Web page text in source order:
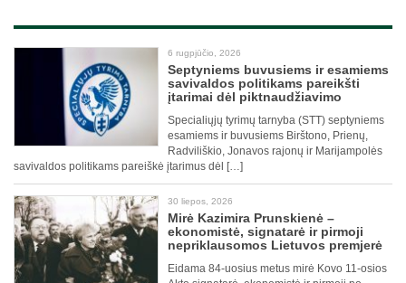
6 rugpjūčio, 2026
Septyniems buvusiems ir esamiems
savivaldos politikams pareikšti
įtarimai dėl piktnaudžiavimo
Specialiųjų tyrimų tarnyba (STT) septyniems
esamiems ir buvusiems Birštono, Prienų,
Radviliškio, Jonavos rajonų ir Marijampolės
savivaldos politikams pareiškė įtarimus dėl […]
30 liepos, 2026
Mirė Kazimira Prunskienė –
ekonomistė, signatarė ir pirmoji
nepriklausomos Lietuvos premjerė
Eidama 84-uosius metus mirė Kovo 11-osios